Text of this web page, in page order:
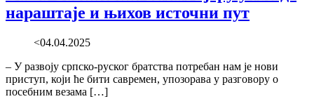
нараштаје и њихов источни пут
<04.04.2025
– У развоју српско-руског братства потребан нам је нови
приступ, који ће бити савремен, упозорава у разговору о
посебним везама […]